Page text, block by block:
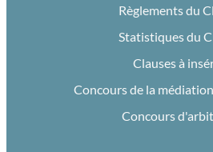
Règlements du
Statistiques du
Clauses à
Concours de la
Concours